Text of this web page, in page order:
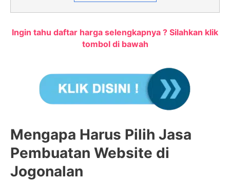
Ingin tahu daftar harga selengkapnya ? Silahkan klik
tombol di bawah
Mengapa Harus Pilih Jasa
Pembuatan Website di
Jogonalan